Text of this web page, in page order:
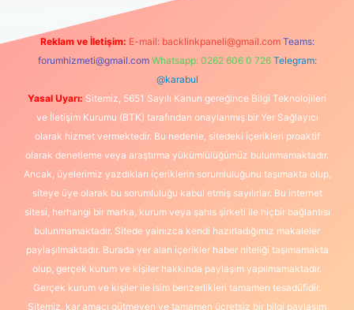
Reklam ve İletişim: E-mail: backlinkpaneli@gmail.com Teams:
forumhizmeti@gmail.com Whatsapp: 0262 606 0 726 Telegram:
@karabul
Yasal Uyarı: Sitemiz, 5651 Sayılı Kanun gereğince Bilgi Teknolojileri
ve İletişim Kurumu (BTK) tarafından onaylanmış bir Yer Sağlayıcı
olarak hizmet vermektedir. Bu nedenle, sitedeki içerikleri proaktif
olarak denetleme veya araştırma yükümlülüğümüz bulunmamaktadır.
Ancak, üyelerimiz yazdıkları içeriklerin sorumluluğunu taşımakta olup,
siteye üye olarak bu sorumluluğu kabul etmiş sayılırlar. Bu internet
sitesi, herhangi bir marka, kurum veya şahıs şirketi ile hiçbir bağlantısı
bulunmamaktadır. Sitede yalnızca kendi hazırladığımız makaleler
paylaşılmaktadır. Burada yer alan içerikler haber niteliği taşımamakta
olup, gerçek kurum ve kişiler hakkında paylaşım yapılmamaktadır.
Gerçek kurum ve kişiler ile isim benzerlikleri tamamen tesadüfidir.
Sitemiz, kar amacı gütmeyen ve tamamen ücretsiz bir bilgi paylaşım